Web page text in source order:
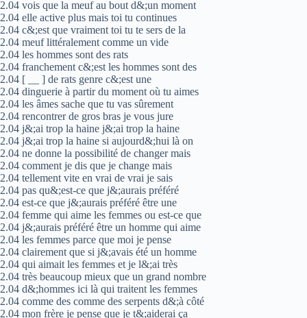
2.04 vois que la meuf au bout d&;un moment
2.04 elle active plus mais toi tu continues
2.04 c&;est que vraiment toi tu te sers de la
2.04 meuf littéralement comme un vide
2.04 les hommes sont des rats
2.04 franchement c&;est les hommes sont des
2.04 [ __ ] de rats genre c&;est une
2.04 dinguerie à partir du moment où tu aimes
2.04 les âmes sache que tu vas sûrement
2.04 rencontrer de gros bras je vous jure
2.04 j&;ai trop la haine j&;ai trop la haine
2.04 j&;ai trop la haine si aujourd&;hui là on
2.04 ne donne la possibilité de changer mais
2.04 comment je dis que je change mais
2.04 tellement vite en vrai de vrai je sais
2.04 pas qu&;est-ce que j&;aurais préféré
2.04 est-ce que j&;aurais préféré être une
2.04 femme qui aime les femmes ou est-ce que
2.04 j&;aurais préféré être un homme qui aime
2.04 les femmes parce que moi je pense
2.04 clairement que si j&;avais été un homme
2.04 qui aimait les femmes et je l&;ai très
2.04 très beaucoup mieux que un grand nombre
2.04 d&;hommes ici là qui traitent les femmes
2.04 comme des comme des serpents d&;à côté
2.04 mon frère je pense que je t&;aiderai ça